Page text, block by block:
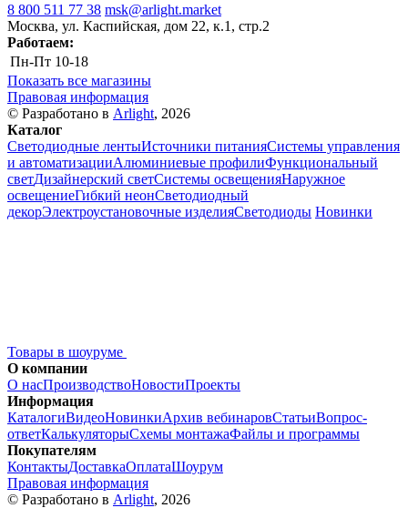
8 800 511 77 38 msk@arlight.market
Москва, ул. Каспийская, дом 22, к.1, стр.2
Работаем:
Пн-Пт 10-18
Показать все магазины
Правовая информация
© Разработано в Arlight, 2026
Каталог
Светодиодные лентыИсточники питанияСистемы управления
и автоматизацииАлюминиевые профилиФункциональный
светДизайнерский светСистемы освещенияНаружное
освещениеГибкий неонСветодиодный
декорЭлектроустановочные изделияСветодиоды Новинки
Товары в шоуруме
О компании
О насПроизводствоНовостиПроекты
Информация
КаталогиВидеоНовинкиАрхив вебинаровСтатьиВопрос-
ответКалькуляторыСхемы монтажаФайлы и программы
Покупателям
КонтактыДоставкаОплатаШоурум
Правовая информация
© Разработано в Arlight, 2026